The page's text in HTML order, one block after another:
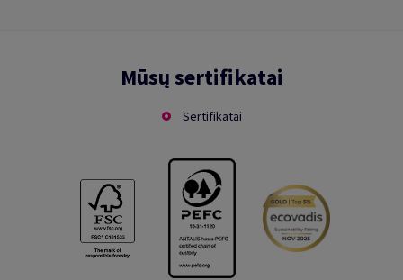
Mūsų sertifikatai
Sertifikatai